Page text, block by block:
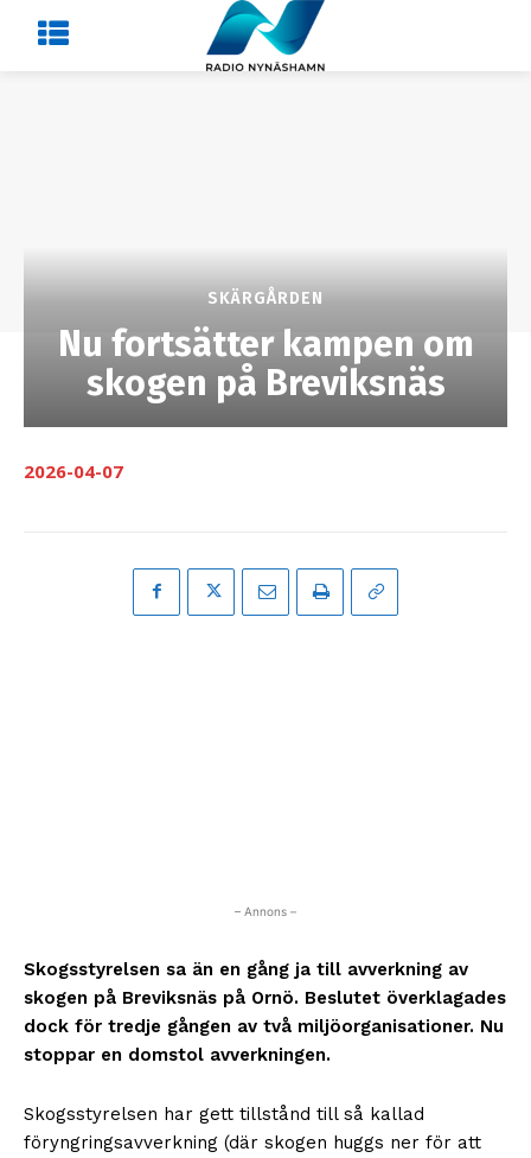
SKÄRGÅRDEN
Nu fortsätter kampen om
skogen på Breviksnäs
2026-04-07
– Annons –
Skogsstyrelsen sa än en gång ja till avverkning av
skogen på Breviksnäs på Ornö. Beslutet överklagades
dock för tredje gången av två miljöorganisationer. Nu
stoppar en domstol avverkningen.
Skogsstyrelsen har gett tillstånd till så kallad
föryngringsavverkning (där skogen huggs ner för att